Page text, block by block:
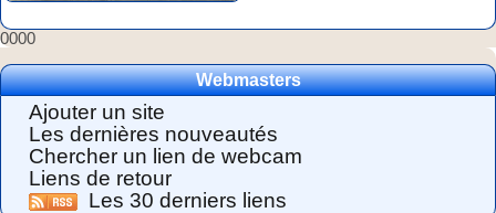
0000
Webmasters
Ajouter un site
Les dernières nouveautés
Chercher un lien de webcam
Liens de retour
Les 30 derniers liens